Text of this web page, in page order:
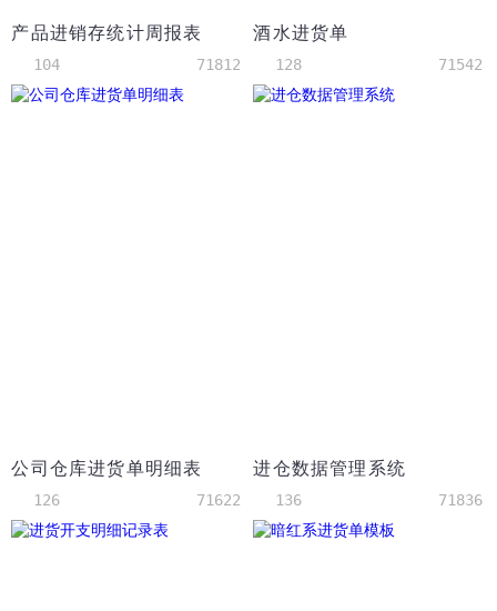
产品进销存统计周报表
104 71812
酒水进货单
128 71542
公司仓库进货单明细表
126 71622
进仓数据管理系统
136 71836